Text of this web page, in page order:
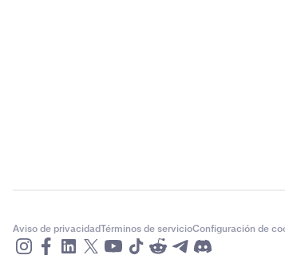
Aviso de privacidadTérminos de servicioConfiguración de